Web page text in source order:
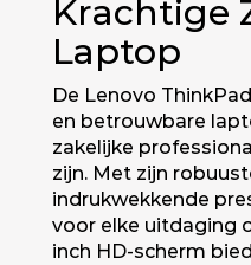
Krachtige
Laptop
De Lenovo
en betrouwbare
zakelijke
zijn. Met zijn
indrukwekkende
voor elke uitdaging
inch HD-scherm